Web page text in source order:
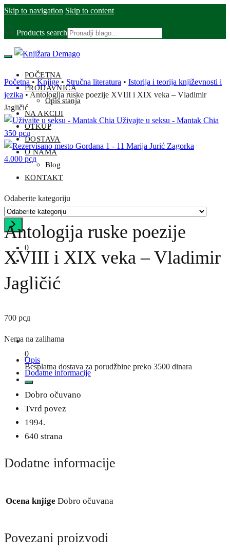
Skip to navigation Skip to content
Products search
POČETNA
PRODAVNICA
Opis stanja
NA AKCIJI
OTKUP
DOSTAVA
O NAMA
Blog
KONTAKT
Odaberite kategoriju
0
0
Besplatna dostava za porudžbine preko 3500 dinara
Početna • Knjige • Stručna literatura • Istorija i teorija književnosti i
jezika • Antologija ruske poezije XVIII i XIX veka – Vladimir
Jagličić
Uživajte u seksu - Mantak Chia
350 рсд
Gordana 1 - 11 Marija Jurić Zagorka
4.000 рсд
Antologija ruske poezije
XVIII i XIX veka – Vladimir
Jagličić
700 рсд
Nema na zalihama
Opis
Dodatne informacije
Dobro očuvano
Tvrd povez
1994.
640 strana
Dodatne informacije
Ocena knjige Dobro očuvana
Povezani proizvodi